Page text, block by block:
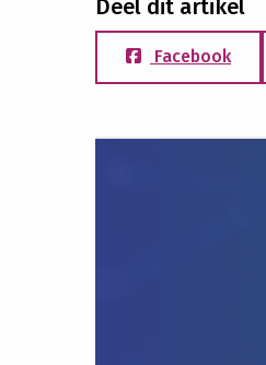
Deel dit artikel
Facebook